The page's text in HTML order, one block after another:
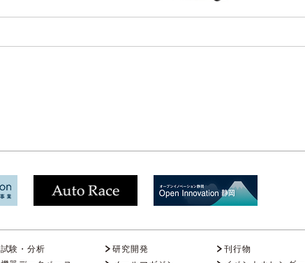
試験・分析 研究開発 刊行物